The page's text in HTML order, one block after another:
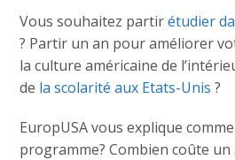
Vous souhaitez partirétudier
? Partir un an pour améliorer
la culture américaine de
de la scolarité aux Etats-Unis ?
EuropUSA vous explique
programme? Combien coûte un